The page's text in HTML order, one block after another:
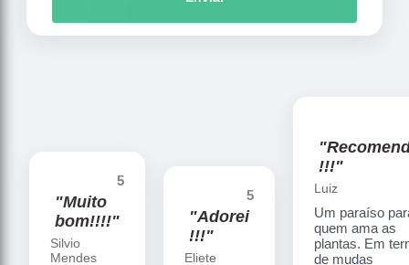
5
"Muito
bom!!!!"
Silvio
Mendes
5
"Adorei
!!!"
Eliete
!!!"
Luiz
Um paraíso
quem ama as
plantas. Em
de mudas